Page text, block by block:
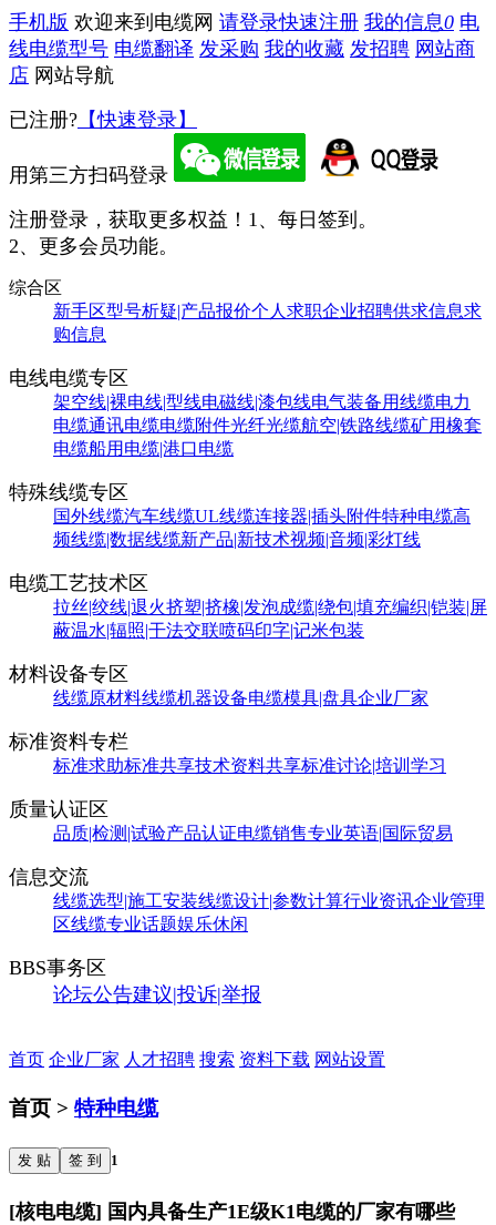
手机版 欢迎来到电缆网 请登录快速注册 我的信息0 电
线电缆型号 电缆翻译 发采购 我的收藏 发招聘 网站商
店 网站导航
已注册? 【快速登录】
用第三方扫码登录
注册登录，获取更多权益！ 1、每日签到。
2、更多会员功能。
综合区
新手区型号析疑|产品报价个人求职企业招聘供求信息求
购信息
电线电缆专区
架空线|裸电线|型线电磁线|漆包线电气装备用线缆电力
电缆通讯电缆电缆附件光纤光缆航空|铁路线缆矿用橡套
电缆船用电缆|港口电缆
特殊线缆专区
国外线缆汽车线缆UL线缆连接器|插头附件特种电缆高
频线缆|数据线缆新产品|新技术视频|音频|彩灯线
电缆工艺技术区
拉丝|绞线|退火挤塑|挤橡|发泡成缆|绕包|填充编织|铠装|屏
蔽温水|辐照|干法交联喷码印字|记米包装
材料设备专区
线缆原材料线缆机器设备电缆模具|盘具企业厂家
标准资料专栏
标准求助标准共享技术资料共享标准讨论|培训学习
质量认证区
品质|检测|试验产品认证电缆销售专业英语|国际贸易
信息交流
线缆选型|施工安装线缆设计|参数计算行业资讯企业管理
区线缆专业话题娱乐休闲
BBS事务区
论坛公告建议|投诉|举报
首页 企业厂家 人才招聘 搜索 资料下载 网站设置
首页 > 特种电缆
发 贴 签 到 1
[核电电缆] 国内具备生产1E级K1电缆的厂家有哪些